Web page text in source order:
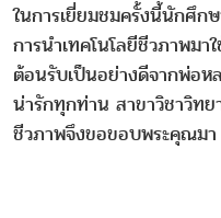
ในการเยี่ยมชมครั้งนี้นักศึก
การนำเทคโนโลยีชีวภาพมา
ต้อนรับเป็นอย่างดีจากพ่อ
น่ารักทุกท่าน สาขาวิชาวิทย
ชีวภาพจึงขอขอบพระคุณม